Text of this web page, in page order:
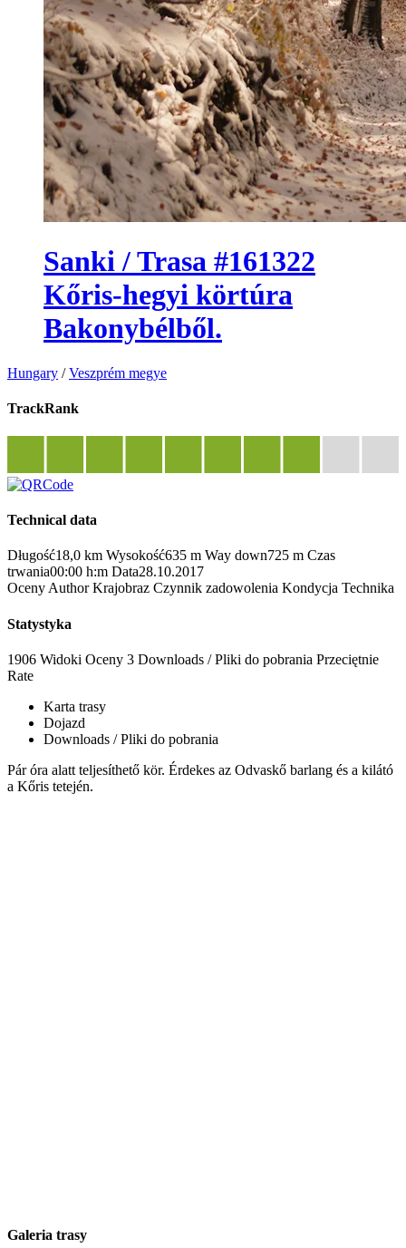
Sanki / Trasa #161322
Kőris-hegyi körtúra
Bakonybélből.
Hungary /Veszprém megye
TrackRank
Technical data
Długość18,0 km Wysokość635 m Way down725 m Czas
trwania00:00 h:m Data28.10.2017
Oceny Author Krajobraz Czynnik zadowolenia Kondycja Technika
Statystyka
1906 Widoki Oceny 3 Downloads / Pliki do pobrania Przeciętnie
Rate
Karta trasy
Dojazd
Downloads / Pliki do pobrania
Pár óra alatt teljesíthető kör. Érdekes az Odvaskő barlang és a kilátó
a Kőris tetején.
Galeria trasy